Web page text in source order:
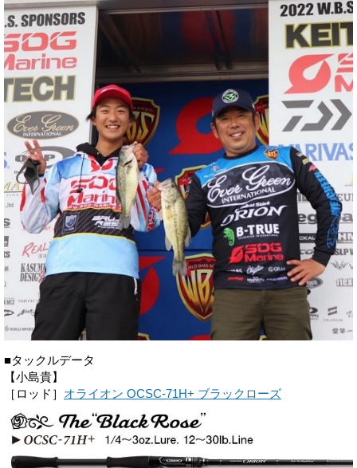
■タックルデータ
【小島貴】
［ロッド］ オライオン OCSC-71H+ ブラックローズ